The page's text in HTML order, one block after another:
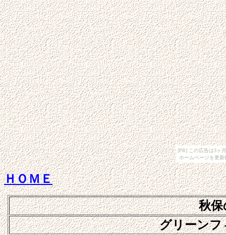
[PR] この広告は3ヶ
ホームページを更
ＨＯＭＥ
秋
グリーンフ